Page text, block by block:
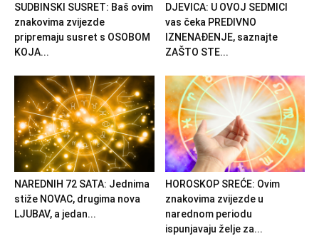
SUDBINSKI SUSRET: Baš ovim
znakovima zvijezde
pripremaju susret s OSOBOM
KOJA...
DJEVICA: U OVOJ SEDMICI
vas čeka PREDIVNO
IZNENAĐENJE, saznajte
ZAŠTO STE...
NAREDNIH 72 SATA: Jednima
stiže NOVAC, drugima nova
LJUBAV, a jedan...
HOROSKOP SREĆE: Ovim
znakovima zvijezde u
narednom periodu
ispunjavaju želje za...